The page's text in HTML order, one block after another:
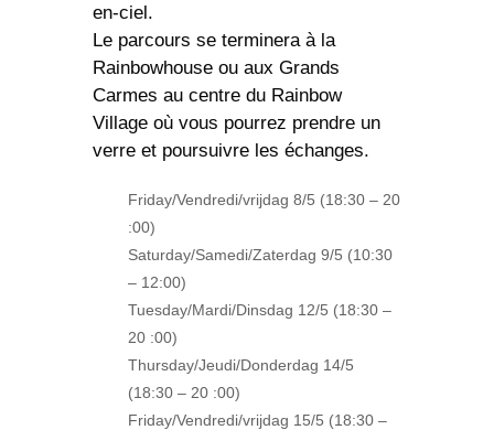
en-ciel.
Le parcours se terminera à la
Rainbowhouse ou aux Grands
Carmes au centre du Rainbow
Village où vous pourrez prendre un
verre et poursuivre les échanges.
Friday/Vendredi/vrijdag 8/5 (18:30 – 20
:00)
Saturday/Samedi/Zaterdag 9/5 (10:30
– 12:00)
Tuesday/Mardi/Dinsdag 12/5 (18:30 –
20 :00)
Thursday/Jeudi/Donderdag 14/5
(18:30 – 20 :00)
Friday/Vendredi/vrijdag 15/5 (18:30 –